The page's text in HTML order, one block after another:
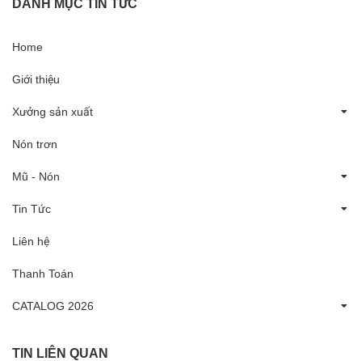
DANH MỤC TIN TỨC
Home
Giới thiệu
Xưởng sản xuất
Nón trơn
Mũ - Nón
Tin Tức
Liên hệ
Thanh Toán
CATALOG 2026
TIN LIÊN QUAN